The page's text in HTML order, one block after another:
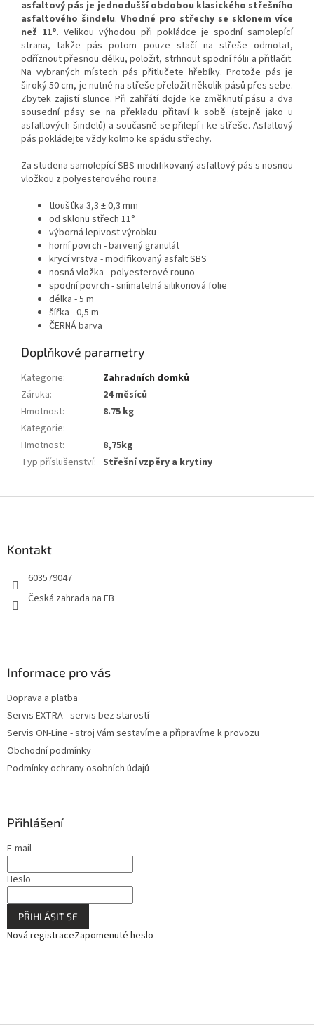
asfaltový pás je jednodušší obdobou klasického střešního
asfaltového šindelu. Vhodné pro střechy se sklonem více
než 11o. Velikou výhodou při pokládce je spodní samolepící
strana, takže pás potom pouze stačí na střeše odmotat,
odříznout přesnou délku, položit, strhnout spodní fólii a přitlačit.
Na vybraných místech pás přitlučete hřebíky. Protože pás je
široký 50 cm, je nutné na střeše přeložit několik pásů přes sebe.
Zbytek zajistí slunce. Při zahřátí dojde ke změknutí pásu a dva
sousední pásy se na překladu přitaví k sobě (stejně jako u
asfaltových šindelů) a současně se přilepí i ke střeše. Asfaltový
pás pokládejte vždy kolmo ke spádu střechy.
Za studena samolepící SBS modifikovaný asfaltový pás s nosnou
vložkou z polyesterového rouna.
tloušťka 3,3 ± 0,3 mm
od sklonu střech 11°
výborná lepivost výrobku
horní povrch - barvený granulát
krycí vrstva - modifikovaný asfalt SBS
nosná vložka - polyesterové rouno
spodní povrch - snímatelná silikonová folie
délka - 5 m
šířka - 0,5 m
ČERNÁ barva
Doplňkové parametry
Kategorie:
Zahradních domků
Záruka:
24 měsíců
Hmotnost:
8.75 kg
Kategorie:
Hmotnost:
8,75kg
Typ příslušenství: Střešní vzpěry a krytiny
Kontakt
603579047
Česká zahrada na FB
Informace pro vás
Doprava a platba
Servis EXTRA - servis bez starostí
Servis ON-Line - stroj Vám sestavíme a připravíme k provozu
Obchodní podmínky
Podmínky ochrany osobních údajů
Přihlášení
E-mail
Heslo
PŘIHLÁSIT SE
Nová registraceZapomenuté heslo